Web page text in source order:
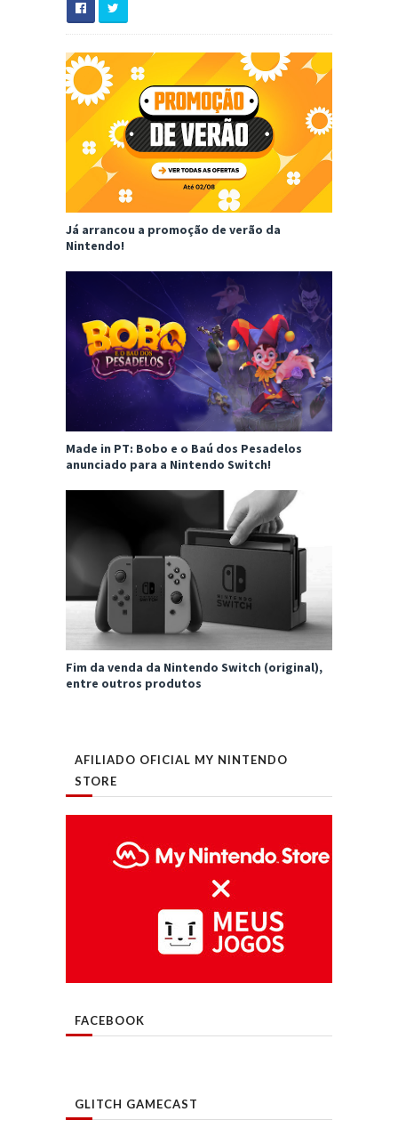
Já arrancou a promoção de verão da
Nintendo!
Made in PT: Bobo e o Baú dos Pesadelos
anunciado para a Nintendo Switch!
Fim da venda da Nintendo Switch (original),
entre outros produtos
AFILIADO OFICIAL MY NINTENDO
STORE
FACEBOOK
GLITCH GAMECAST